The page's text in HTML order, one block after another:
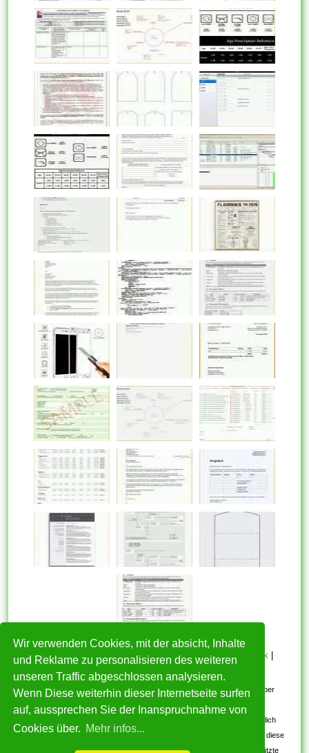
Wir verwenden Cookies, mit der absicht, Inhalte
und Reklame zu personalisieren des weiteren
unseren Traffic abgeschlossen analysieren.
Wenn Diese weiterhin dieser Internetseite surfen
auf, aussprechen Sie der Inanspruchnahme von
Cookies über. Mehr infos...
HOME |Über mich| Datenschutzerklärung|Cookie Politik
Copyright
Nutzungsbedingungen
Alle eingereichten Inhalte bleiben dem ursprünglichen Copyright-Inhaber
urheberrechtlich geschützt. Bitte beachten Sie: Bilder sind für den
persönlichen, nicht-kommerziellen Gebrauch. Wenn Sie urheberrechtlich
geschützte Bilder gefunden haben, wenden Sie sich an uns. Wir werden diese
umgehend entfernen. Wir beabsichtigen nicht, urheberrechtlich geschützte